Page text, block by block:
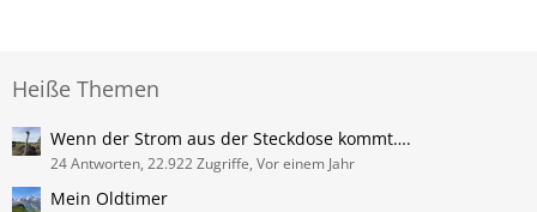
Heiße Themen
Wenn der Strom aus der Steckdose kommt….
24 Antworten, 22.922 Zugriffe, Vor einem Jahr
Mein Oldtimer